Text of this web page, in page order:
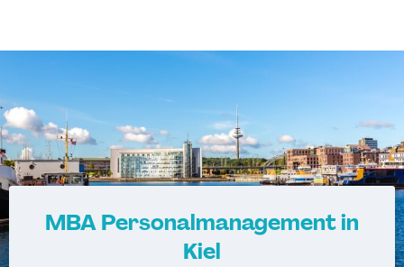
MBA Personalmanagement in
Kiel